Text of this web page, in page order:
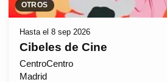
OTROS
Hasta el 8 sep 2026
Cibeles de Cine
CentroCentro
Madrid